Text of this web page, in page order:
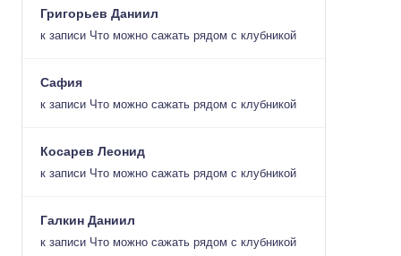
Григорьев Даниил
к записи Что можно сажать рядом с клубникой
Сафия
к записи Что можно сажать рядом с клубникой
Косарев Леонид
к записи Что можно сажать рядом с клубникой
Галкин Даниил
к записи Что можно сажать рядом с клубникой